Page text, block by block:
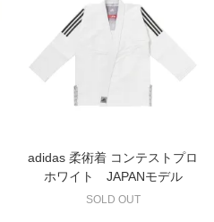
adidas 柔術着 コンテストプロ
ホワイト JAPANモデル
SOLD OUT